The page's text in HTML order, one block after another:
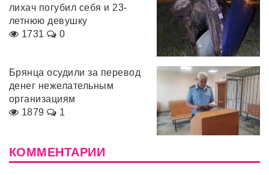
лихач погубил себя и 23-
летнюю девушку
1731
0
Брянца осудили за перевод
денег нежелательным
организациям
1879
1
КОММЕНТАРИИ